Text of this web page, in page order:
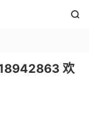

欢